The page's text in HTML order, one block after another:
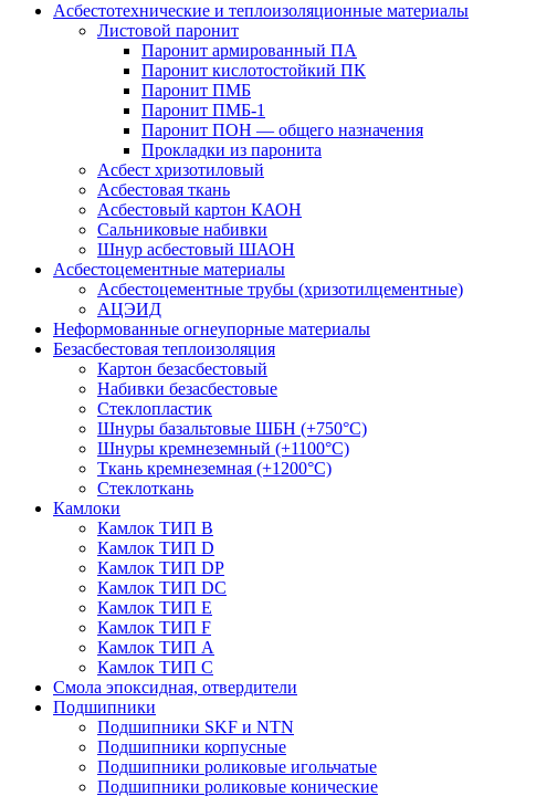
Асбестотехнические и теплоизоляционные материалы
Листовой паронит
Паронит армированный ПА
Паронит кислотостойкий ПК
Паронит ПМБ
Паронит ПМБ-1
Паронит ПОН — общего назначения
Прокладки из паронита
Асбест хризотиловый
Асбестовая ткань
Асбестовый картон КАОН
Сальниковые набивки
Шнур асбестовый ШАОН
Асбестоцементные материалы
Асбестоцементные трубы (хризотилцементные)
АЦЭИД
Неформованные огнеупорные материалы
Безасбестовая теплоизоляция
Картон безасбестовый
Набивки безасбестовые
Стеклопластик
Шнуры базальтовые ШБН (+750°С)
Шнуры кремнеземный (+1100°С)
Ткань кремнеземная (+1200°С)
Стеклоткань
Камлоки
Камлок ТИП B
Камлок ТИП D
Камлок ТИП DP
Камлок ТИП DС
Камлок ТИП E
Камлок ТИП F
Камлок ТИП А
Камлок ТИП С
Смола эпоксидная, отвердители
Подшипники
Подшипники SKF и NTN
Подшипники корпусные
Подшипники роликовые игольчатые
Подшипники роликовые конические